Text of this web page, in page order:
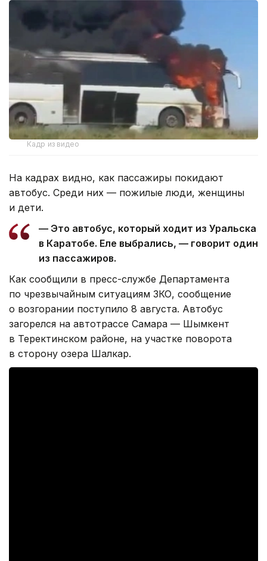
Кадр из видео
На кадрах видно, как пассажиры покидают
автобус. Среди них — пожилые люди, женщины
и дети.
— Это автобус, который ходит из Уральска
в Каратобе. Еле выбрались, — говорит один
из пассажиров.
Как сообщили в пресс-службе Департамента
по чрезвычайным ситуациям ЗКО, сообщение
о возгорании поступило 8 августа. Автобус
загорелся на автотрассе Самара — Шымкент
в Теректинском районе, на участке поворота
в сторону озера Шалкар.